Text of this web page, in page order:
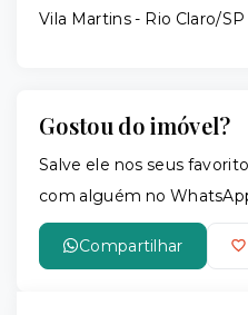
Vila Martins - Rio Claro/SP
Gostou do imóvel?
Salve ele nos seus
com alguém no
Compartilhar